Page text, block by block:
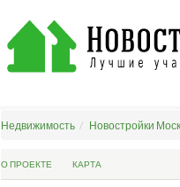
Недвижимость Новостройки
О ПРОЕКТЕ КАРТА